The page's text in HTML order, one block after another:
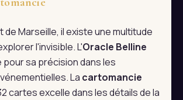
de Marseille, il existe une multitude
l'invisible. L'Oracle Belline
sa précision dans les
La cartomancie
cartes excelle dans les détails de la